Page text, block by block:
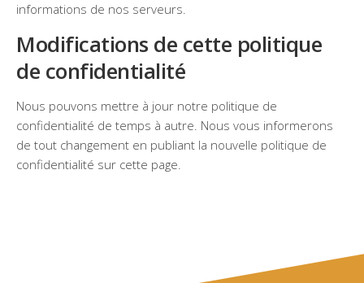
informations de nos serveurs.
Modifications de cette politique
de confidentialité
Nous pouvons mettre à jour notre politique de
confidentialité de temps à autre. Nous vous informerons
de tout changement en publiant la nouvelle politique de
confidentialité sur cette page.